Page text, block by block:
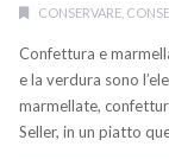
CONSERVARE
Confettura e
e la verdura sono
marmellate,
Seller, in un piatto